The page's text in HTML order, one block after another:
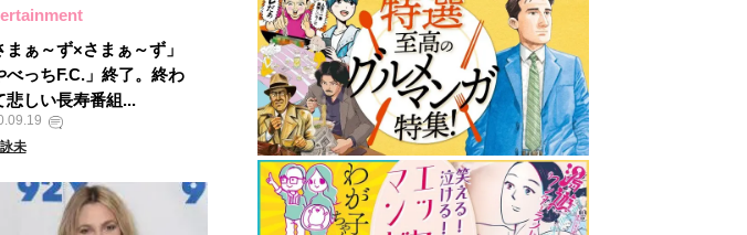
まぁ～ず×さまぁ～ず」
べっちF.C.」終了。終わ
悲しい長寿番組...
未